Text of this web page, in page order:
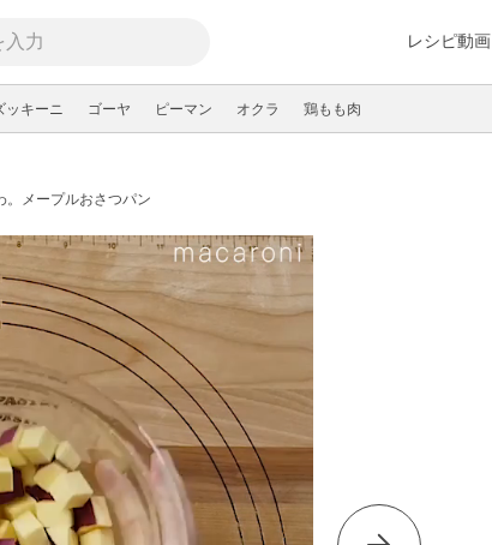
レシピ動画
ッキーニ ゴーヤ ピーマン オクラ 鶏もも肉
。メープルおさつパン